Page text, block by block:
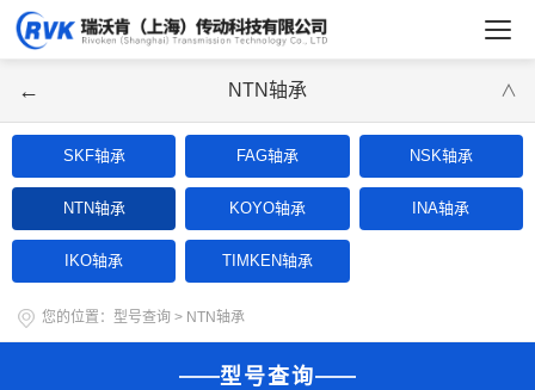
← NTN轴承 ∨
SKF轴承 FAG轴承 NSK轴承
NTN轴承 KOYO轴承 INA轴承
IKO轴承 TIMKEN轴承
您的位置： 型号查询 > NTN轴承
型号查询